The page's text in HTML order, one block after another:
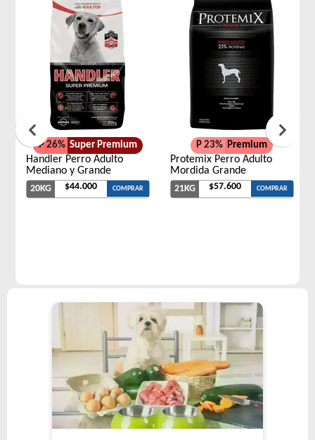
P 26% Super Premium
Handler Perro Adulto
Mediano y Grande
20KG $44.000 COMPRAR
P 23% Premium
Protemix Perro Adulto
Mordida Grande
21KG $57.600 COMPRAR